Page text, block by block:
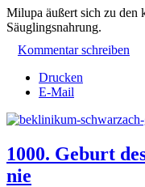
Milupa äußert sich zu den
Säuglingsnahrung.
Kommentar schreiben
Drucken
E-Mail
1000. Geburt
nie